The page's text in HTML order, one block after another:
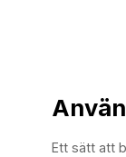
Ett sätt att